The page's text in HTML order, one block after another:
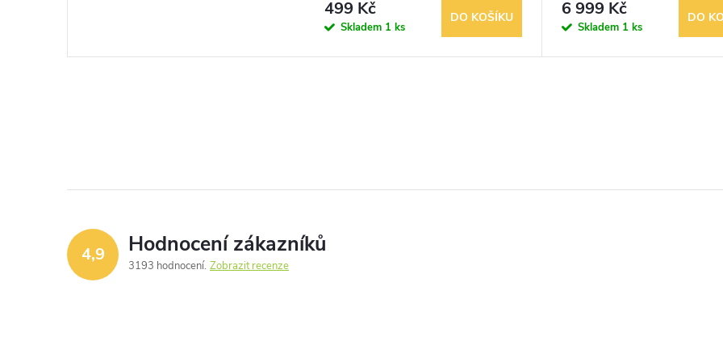
499 Kč
Skladem 1 ks
DO KOŠÍKU 6 999 Kč
Skladem 1 ks
DO
4,9 Hodnocení zákazníků
3193 hodnocení Zobrazit recenze